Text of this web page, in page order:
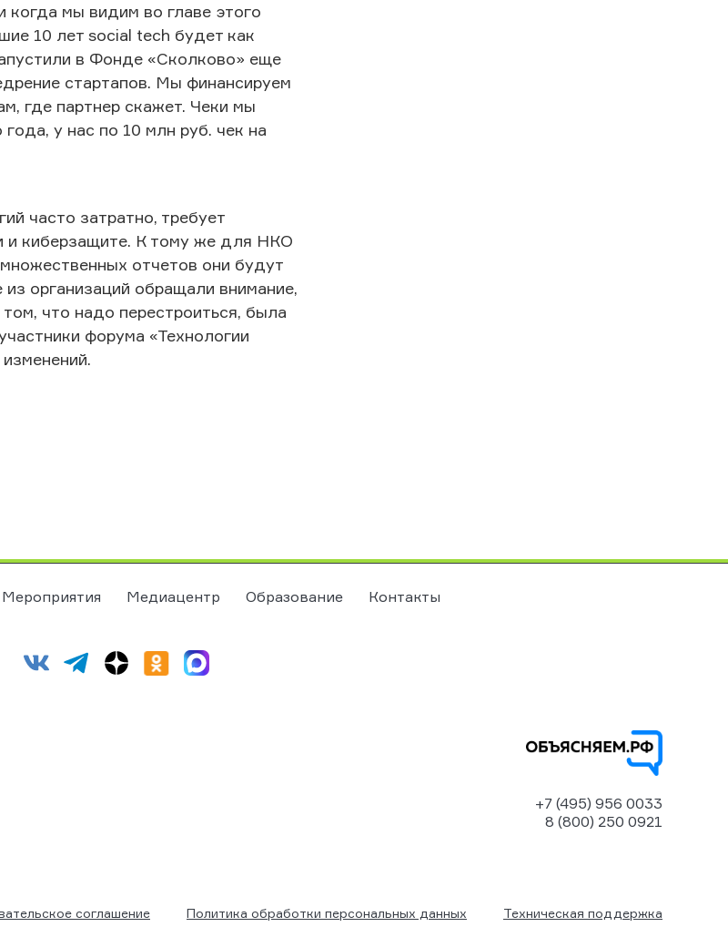
когда мы видим во главе этого
10 лет social tech будет как
в Фонде «Сколково» еще
стартапов. Мы финансируем
где партнер скажет. Чеки мы
у нас по 10 млн руб. чек на
часто затратно, требует
и киберзащите. К тому же для НКО
отчетов они будут
организаций обращали внимание,
что надо перестроиться, была
форума «Технологии
Мероприятия Медиацентр Образование Контакты
+7 (495) 956 0033
8 (800) 250 0921
соглашение Политика обработки персональных данных Техническая поддержка